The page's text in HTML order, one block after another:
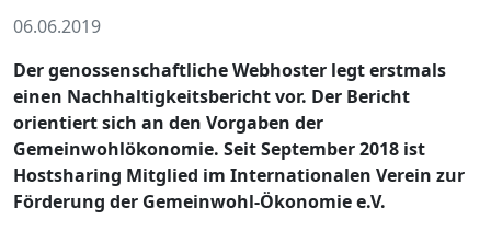
06.06.2019
Der genossenschaftliche Webhoster legt erstmals
einen Nachhaltigkeitsbericht vor. Der Bericht
orientiert sich an den Vorgaben der
Gemeinwohlökonomie. Seit September 2018 ist
Hostsharing Mitglied im Internationalen Verein zur
Förderung der Gemeinwohl-Ökonomie e.V.